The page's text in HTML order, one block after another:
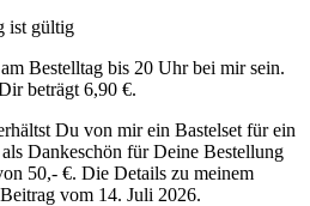
ist gültig
Bestelltag bis 20 Uhr bei mir sein.
beträgt 6,90 €.
Du von mir ein Bastelset für ein
Dankeschön für Deine Bestellung
50,- €. Die Details zu meinem
vom 14. Juli 2026.